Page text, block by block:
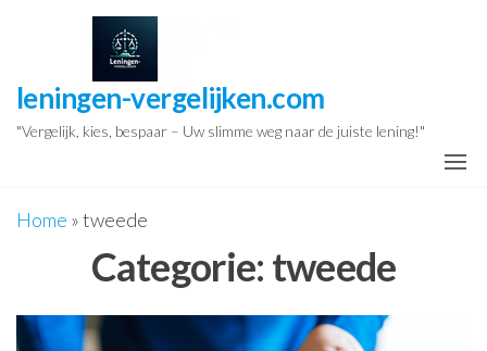
inhoud
leningen-vergelijken.com
"Vergelijk, kies, bespaar – Uw slimme weg naar de juiste lening!"
Home »tweede
Categorie: tweede